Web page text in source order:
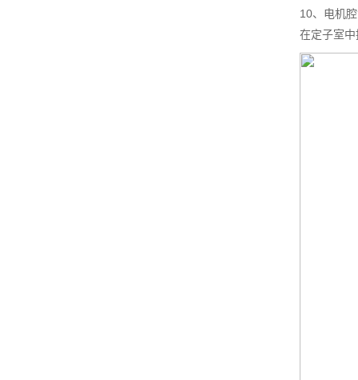
10、电机
在定子室